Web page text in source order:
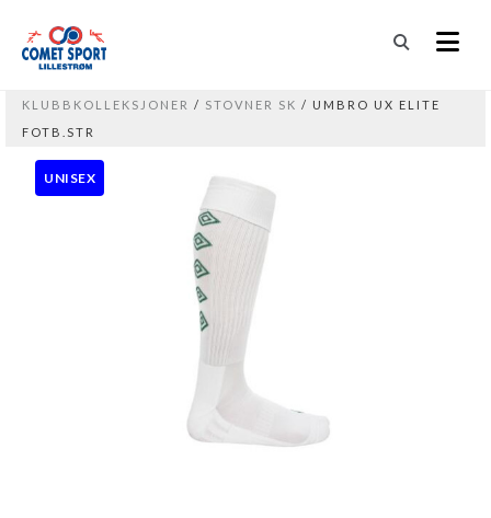
KLUBBKOLLEKSJONER / STOVNER SK / UMBRO UX ELITE
FOTB.STR
UNISEX